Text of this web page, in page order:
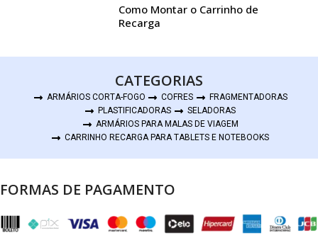
Como Montar o Carrinho de
Recarga
CATEGORIAS
ARMÁRIOS CORTA-FOGO COFRES
FRAGMENTADORAS
PLASTIFICADORAS
SELADORAS
ARMÁRIOS PARA MALAS DE VIAGEM
CARRINHO RECARGA PARA TABLETS E NOTEBOOKS
FORMAS DE PAGAMENTO